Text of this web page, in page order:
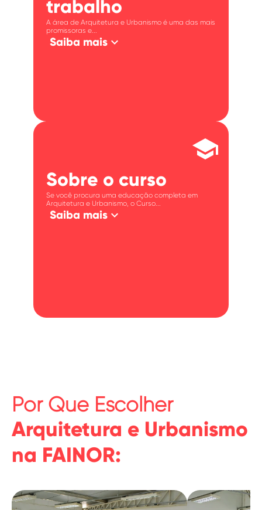
trabalho
A área de Arquitetura e Urbanismo é uma das mais
promissoras e...
Saiba mais keyboard_arrow_down
school
Sobre o curso
Se você procura uma educação completa em
Arquitetura e Urbanismo, o Curso...
Saiba mais keyboard_arrow_down
Por Que Escolher
Arquitetura e Urbanismo
na FAINOR: